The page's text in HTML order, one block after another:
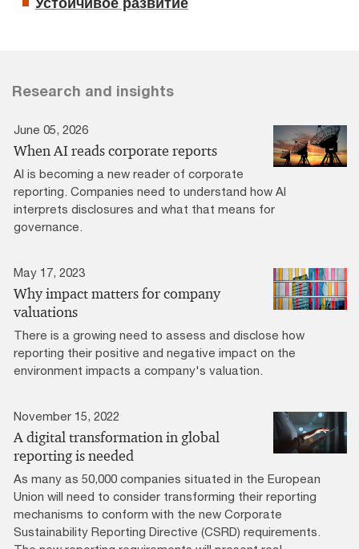
Research and insights
June 05, 2026
When AI reads corporate reports
AI is becoming a new reader of corporate
reporting. Companies need to understand how AI
interprets disclosures and what that means for
governance.
May 17, 2023
Why impact matters for company
valuations
There is a growing need to assess and disclose how
reporting their positive and negative impact on the
environment impacts a company's valuation.
November 15, 2022
A digital transformation in global
reporting is needed
As many as 50,000 companies situated in the European
Union will need to consider transforming their reporting
mechanisms to conform with the new Corporate
Sustainability Reporting Directive (CSRD) requirements.